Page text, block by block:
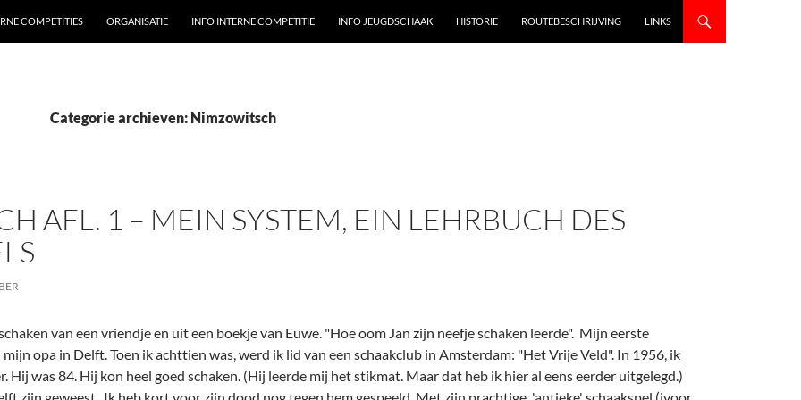
COMPETITIES ORGANISATIE INFO INTERNE COMPETITIE INFO JEUGDSCHAAK HISTORIE ROUTEBESCHRIJVING LINKS
Categorie archieven: Nimzowitsch
AFL. 1 – MEIN SYSTEM, EIN LEHRBUCH DES
van een vriendje en uit een boekje van Euwe. "Hoe oom Jan zijn neefje schaken leerde". Mijn eerste
opa in Delft. Toen ik achttien was, werd ik lid van een schaakclub in Amsterdam: "Het Vrije Veld". In 1956, ik
Hij was 84. Hij kon heel goed schaken. (Hij leerde mij het stikmat. Maar dat heb ik hier al eens eerder uitgelegd.)